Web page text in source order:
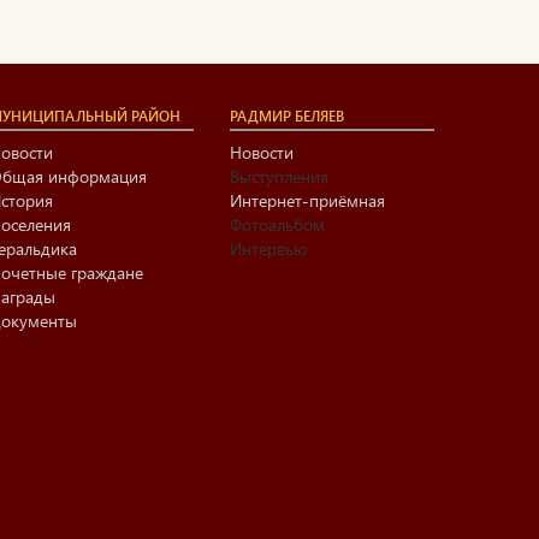
РАЙОН
информация
граждане
РАДМИР БЕЛЯЕВ
Новости
Выступления
Интернет-приёмная
Фотоальбом
Интервью